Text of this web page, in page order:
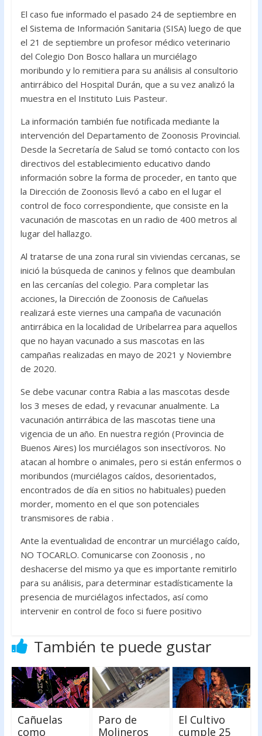
El caso fue informado el pasado 24 de septiembre en
el Sistema de Información Sanitaria (SISA) luego de que
el 21 de septiembre un profesor médico veterinario
del Colegio Don Bosco hallara un murciélago
moribundo y lo remitiera para su análisis al consultorio
antirrábico del Hospital Durán, que a su vez analizó la
muestra en el Instituto Luis Pasteur.
La información también fue notificada mediante la
intervención del Departamento de Zoonosis Provincial.
Desde la Secretaría de Salud se tomó contacto con los
directivos del establecimiento educativo dando
información sobre la forma de proceder, en tanto que
la Dirección de Zoonosis llevó a cabo en el lugar el
control de foco correspondiente, que consiste en la
vacunación de mascotas en un radio de 400 metros al
lugar del hallazgo.
Al tratarse de una zona rural sin viviendas cercanas, se
inició la búsqueda de caninos y felinos que deambulan
en las cercanías del colegio. Para completar las
acciones, la Dirección de Zoonosis de Cañuelas
realizará este viernes una campaña de vacunación
antirrábica en la localidad de Uribelarrea para aquellos
que no hayan vacunado a sus mascotas en las
campañas realizadas en mayo de 2021 y Noviembre
de 2020.
Se debe vacunar contra Rabia a las mascotas desde
los 3 meses de edad, y revacunar anualmente. La
vacunación antirrábica de las mascotas tiene una
vigencia de un año. En nuestra región (Provincia de
Buenos Aires) los murciélagos son insectívoros. No
atacan al hombre o animales, pero si están enfermos o
moribundos (murciélagos caídos, desorientados,
encontrados de día en sitios no habituales) pueden
morder, momento en el que son potenciales
transmisores de rabia .
Ante la eventualidad de encontrar un murciélago caído,
NO TOCARLO. Comunicarse con Zoonosis , no
deshacerse del mismo ya que es importante remitirlo
para su análisis, para determinar estadísticamente la
presencia de murciélagos infectados, así como
intervenir en control de foco si fuere positivo
También te puede gustar
Cañuelas
como
Paro de
Molineros
El Cultivo
cumple 25